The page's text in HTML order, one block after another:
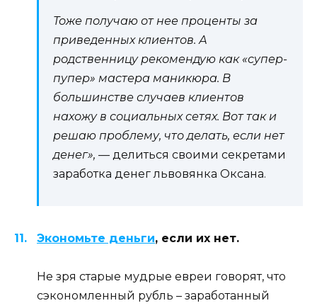
Тоже получаю от нее проценты за
приведенных клиентов. А
родственницу рекомендую как «супер-
пупер» мастера маникюра. В
большинстве случаев клиентов
нахожу в социальных сетях. Вот так и
решаю проблему, что делать, если нет
денег», — делиться своими секретами
заработка денег львовянка Оксана.
Экономьте деньги, если их нет.
Не зря старые мудрые евреи говорят, что
сэкономленный рубль – заработанный